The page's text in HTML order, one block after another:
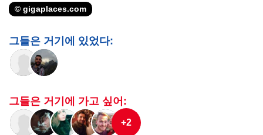
© gigaplaces.com
그들은 거기에 있었다:
그들은 거기에 가고 싶어:
+2